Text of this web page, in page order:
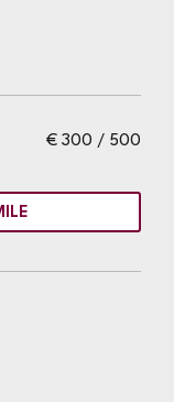
€ 300 / 500